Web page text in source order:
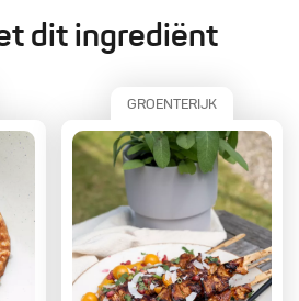
dit ingrediënt
GROENTERIJK